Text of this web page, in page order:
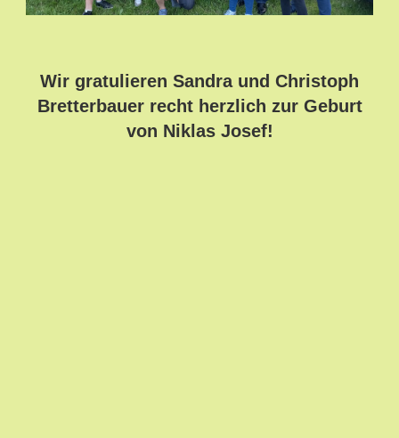
Wir gratulieren Sandra und Christoph
Bretterbauer recht herzlich zur Geburt
von Niklas Josef!